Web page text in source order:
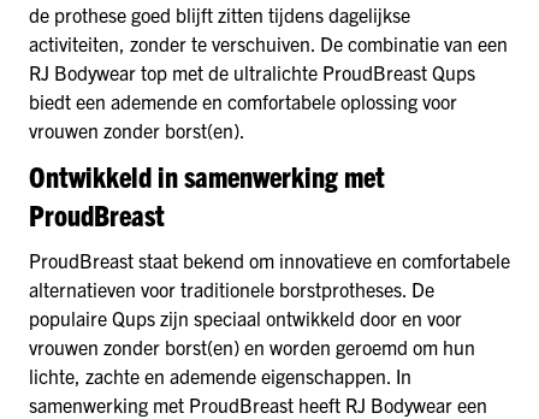
de prothese goed blijft zitten tijdens dagelijkse
activiteiten, zonder te verschuiven. De combinatie van een
RJ Bodywear top met de ultralichte ProudBreast Qups
biedt een ademende en comfortabele oplossing voor
vrouwen zonder borst(en).
Ontwikkeld in samenwerking met
ProudBreast
ProudBreast staat bekend om innovatieve en comfortabele
alternatieven voor traditionele borstprotheses. De
populaire Qups zijn speciaal ontwikkeld door en voor
vrouwen zonder borst(en) en worden geroemd om hun
lichte, zachte en ademende eigenschappen. In
samenwerking met ProudBreast heeft RJ Bodywear een